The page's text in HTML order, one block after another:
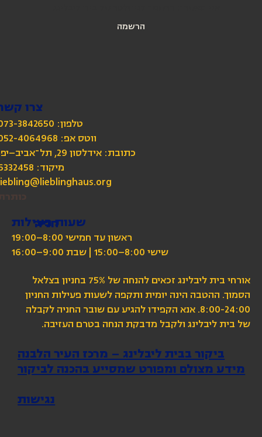
הרשמה
צרו
טלפון: 073-3842650
כתובת: אידלסון 29, תל־אביב–יפו
מיקוד: 6332458
שעות פעילות
ראשון עד חמישי 8:00–19:00
שישי 8:00–15:00 | שבת 9:00–16:00
אורחי בית ליבלינג זכאים להנחה של 75% בחניון בצלאל
הסמוך. ההטבה הינה יומית ותקפה לשעות פעילות החניון
8:00-24:00. אנא הקפידו להגיע עם שובר החניה לקבלה
של בית ליבלינג ולקבל מדבקת הנחה בטרם העזיבה.
ביקור בבית ליבלינג – מרכז העיר הלבנה
מידע מצולם ומפורט שמסייע בהכנה לביקור
נגישות
חניה